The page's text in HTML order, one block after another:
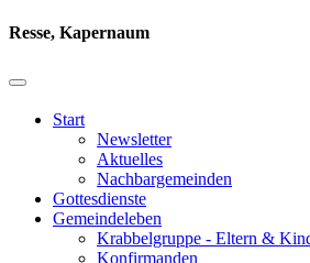
Resse, Kapernaum
Start
Newsletter
Aktuelles
Nachbargemeinden
Gottesdienste
Gemeindeleben
Krabbelgruppe - Eltern &
Konfirmanden